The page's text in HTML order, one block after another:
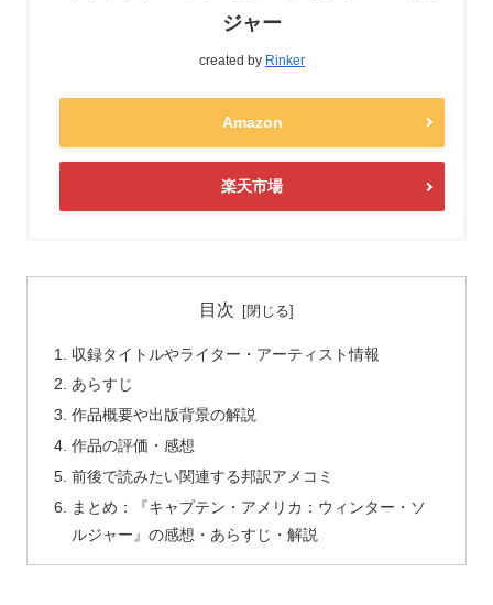
ジャー
created by Rinker
Amazon
楽天市場
目次
収録タイトルやライター・アーティスト情報
あらすじ
作品概要や出版背景の解説
作品の評価・感想
前後で読みたい関連する邦訳アメコミ
まとめ：『キャプテン・アメリカ：ウィンター・ソ
ルジャー』の感想・あらすじ・解説